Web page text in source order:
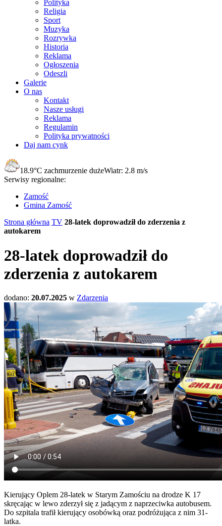
Polityka
Religia
Sport
Muzyka
Rozrywka
Historia
Reklama
Ogłoszenia
Odeszli
Galerie
O nas
Kontakt
Nasze usługi
Reklama
Regulamin
Polityka prywatności
Daj nam cynk
18.9°C zachmurzenie dużeWiatr: 2.8 m/s
Serwisy regionalne:
Zamość
Gmina Zamość
Strona główna TV 28-latek doprowadził do zderzenia z
autokarem
28-latek doprowadził do
zderzenia z autokarem
dodano: 20.07.2025 w Zdarzenia
Kierujący Oplem 28-latek w Starym Zamościu na drodze K 17
skręcając w lewo zderzył się z jadącym z naprzeciwka autobusem.
Do szpitala trafił kierujący osobówką oraz podróżująca z nim 31-
latka.